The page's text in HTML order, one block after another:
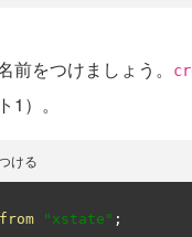
をつけましょう。
）。
ける
from "xstate" ;